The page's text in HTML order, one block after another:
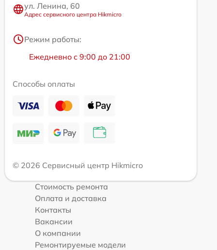
ул. Ленина, 60
Адрес сервисного центра Hikmicro
Режим работы:
Ежедневно с 9:00 до 21:00
Способы оплаты
© 2026 Сервисный центр Hikmicro
Стоимость ремонта
Оплата и доставка
Контакты
Вакансии
О компании
Ремонтируемые модели